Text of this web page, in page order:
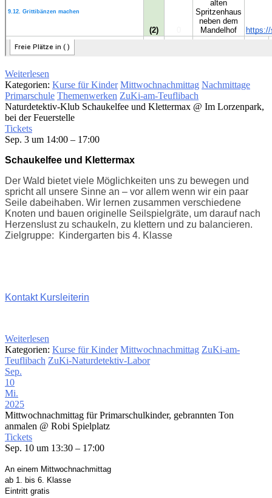
Weiterlesen
Kategorien: Kurse für Kinder Mittwochnachmittag Nachmittage
Primarschule Themenwerken ZuKi-am-Teuflibach
Naturdetektiv-Klub Schaukelfee und Klettermax @ Im Lorzenpark,
bei der Feuerstelle
Tickets
Sep. 3 um 14:00 – 17:00
Schaukelfee und Klettermax
Der Wald bietet viele Möglichkeiten uns zu bewegen und
spricht all unsere Sinne an – vor allem wenn wir ein paar
Seile dabeihaben. Wir lernen zusammen verschiedene
Knoten und bauen originelle Seilspielgräte, um darauf nach
Herzenslust zu schaukeln, zu klettern und zu balancieren.
Zielgruppe: Kindergarten bis 4. Klasse
Kontakt Kursleiterin
Weiterlesen
Kategorien: Kurse für Kinder Mittwochnachmittag ZuKi-am-
Teuflibach ZuKi-Naturdetektiv-Labor
Sep.
10
Mi.
2025
Mittwochnachmittag für Primarschulkinder, gebrannten Ton
anmalen @ Robi Spielplatz
Tickets
Sep. 10 um 13:30 – 17:00
An einem Mittwochnachmittag
ab 1. bis 6. Klasse
Eintritt gratis